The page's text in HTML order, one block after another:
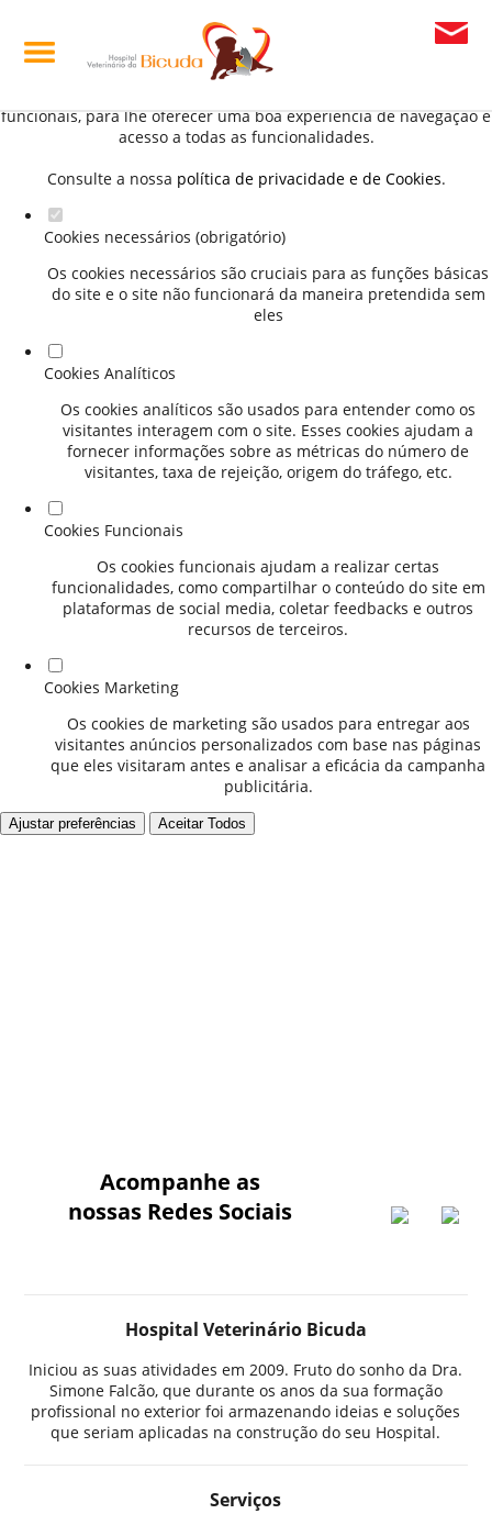
Defina as suas preferências de cookies para este
website.
funcionais, para lhe oferecer uma boa experiência de navegação e
acesso a todas as funcionalidades.
Consulte a nossa política de privacidade e de Cookies.
Cookies necessários (obrigatório)
Os cookies necessários são cruciais para as funções básicas
do site e o site não funcionará da maneira pretendida sem
eles
Cookies Analíticos
Os cookies analíticos são usados para entender como os
visitantes interagem com o site. Esses cookies ajudam a
fornecer informações sobre as métricas do número de
visitantes, taxa de rejeição, origem do tráfego, etc.
Cookies Funcionais
Os cookies funcionais ajudam a realizar certas
funcionalidades, como compartilhar o conteúdo do site em
plataformas de social media, coletar feedbacks e outros
recursos de terceiros.
Cookies Marketing
Os cookies de marketing são usados para entregar aos
visitantes anúncios personalizados com base nas páginas
que eles visitaram antes e analisar a eficácia da campanha
publicitária.
Ajustar preferências Aceitar Todos
Acompanhe as
nossas Redes Sociais
Hospital Veterinário Bicuda
Iniciou as suas atividades em 2009. Fruto do sonho da Dra.
Simone Falcão, que durante os anos da sua formação
profissional no exterior foi armazenando ideias e soluções
que seriam aplicadas na construção do seu Hospital.
Serviços